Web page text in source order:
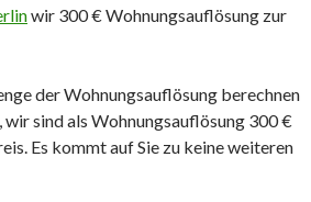
wir 300 € Wohnungsauflösung zur
der Wohnungsauflösung berechnen
wir sind als Wohnungsauflösung 300 €
Es kommt auf Sie zu keine weiteren